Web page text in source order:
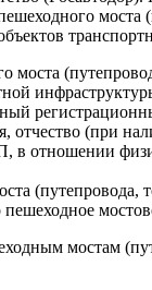
моста
(при
в отношении
(путепровода,
мостам